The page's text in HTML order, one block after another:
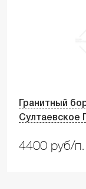
Гранитный
Султаевское
4400 руб/